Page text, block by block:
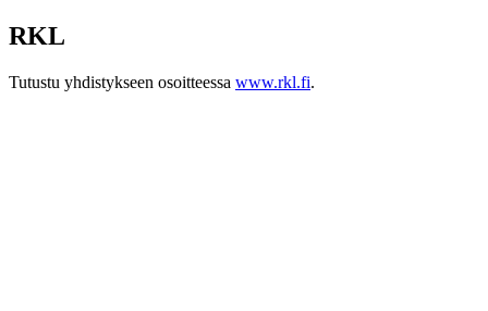
RKL
Tutustu yhdistykseen osoitteessa www.rkl.fi.